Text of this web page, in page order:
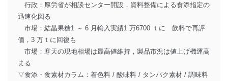
行政：厚労省が相談センター開設，資料整備による食添指定の
迅速化図る
市場：結晶果糖1 ～ 6 月輸入実績1 万6700 ｔに 飲料で再評
価，3 万ｔに回復も
市場：寒天の現地相場は最高値維持，製品市況は値上げ機運高
まる
▽食添・食素材カラム：着色料 / 酸味料 / タンパク素材 / 調味料